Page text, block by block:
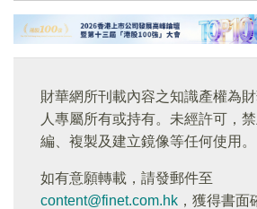
財華網所刊載內容之知識產權為
人專屬所有或持有。未經許可，
編、複製及建立鏡像等任何使用。
如有意願轉載，請發郵件至
content@finet.com.hk ，獲得書面